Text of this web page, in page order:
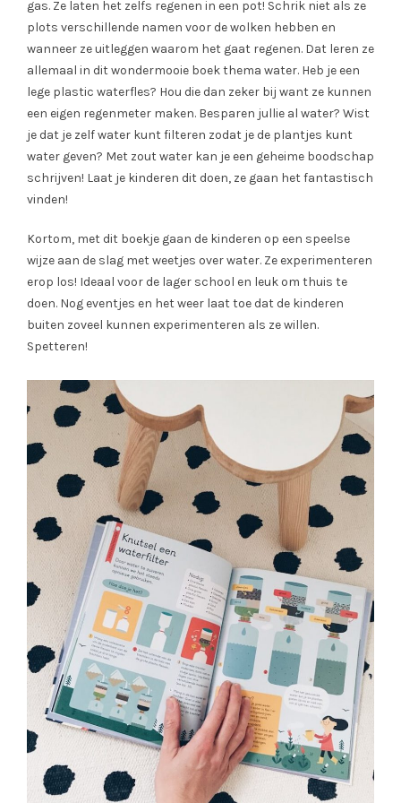
gas. Ze laten het zelfs regenen in een pot! Schrik niet als ze
plots verschillende namen voor de wolken hebben en
wanneer ze uitleggen waarom het gaat regenen. Dat leren ze
allemaal in dit wondermooie boek thema water. Heb je een
lege plastic waterfles? Hou die dan zeker bij want ze kunnen
een eigen regenmeter maken. Besparen jullie al water? Wist
je dat je zelf water kunt filteren zodat je de plantjes kunt
water geven? Met zout water kan je een geheime boodschap
schrijven! Laat je kinderen dit doen, ze gaan het fantastisch
vinden!
Kortom, met dit boekje gaan de kinderen op een speelse
wijze aan de slag met weetjes over water. Ze experimenteren
erop los! Ideaal voor de lager school en leuk om thuis te
doen. Nog eventjes en het weer laat toe dat de kinderen
buiten zoveel kunnen experimenteren als ze willen.
Spetteren!